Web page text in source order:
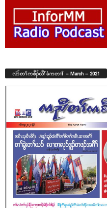
လံာ်တၢ်ကစီၣ်လီၢ်ခံကတၢၢ် – March – 2021